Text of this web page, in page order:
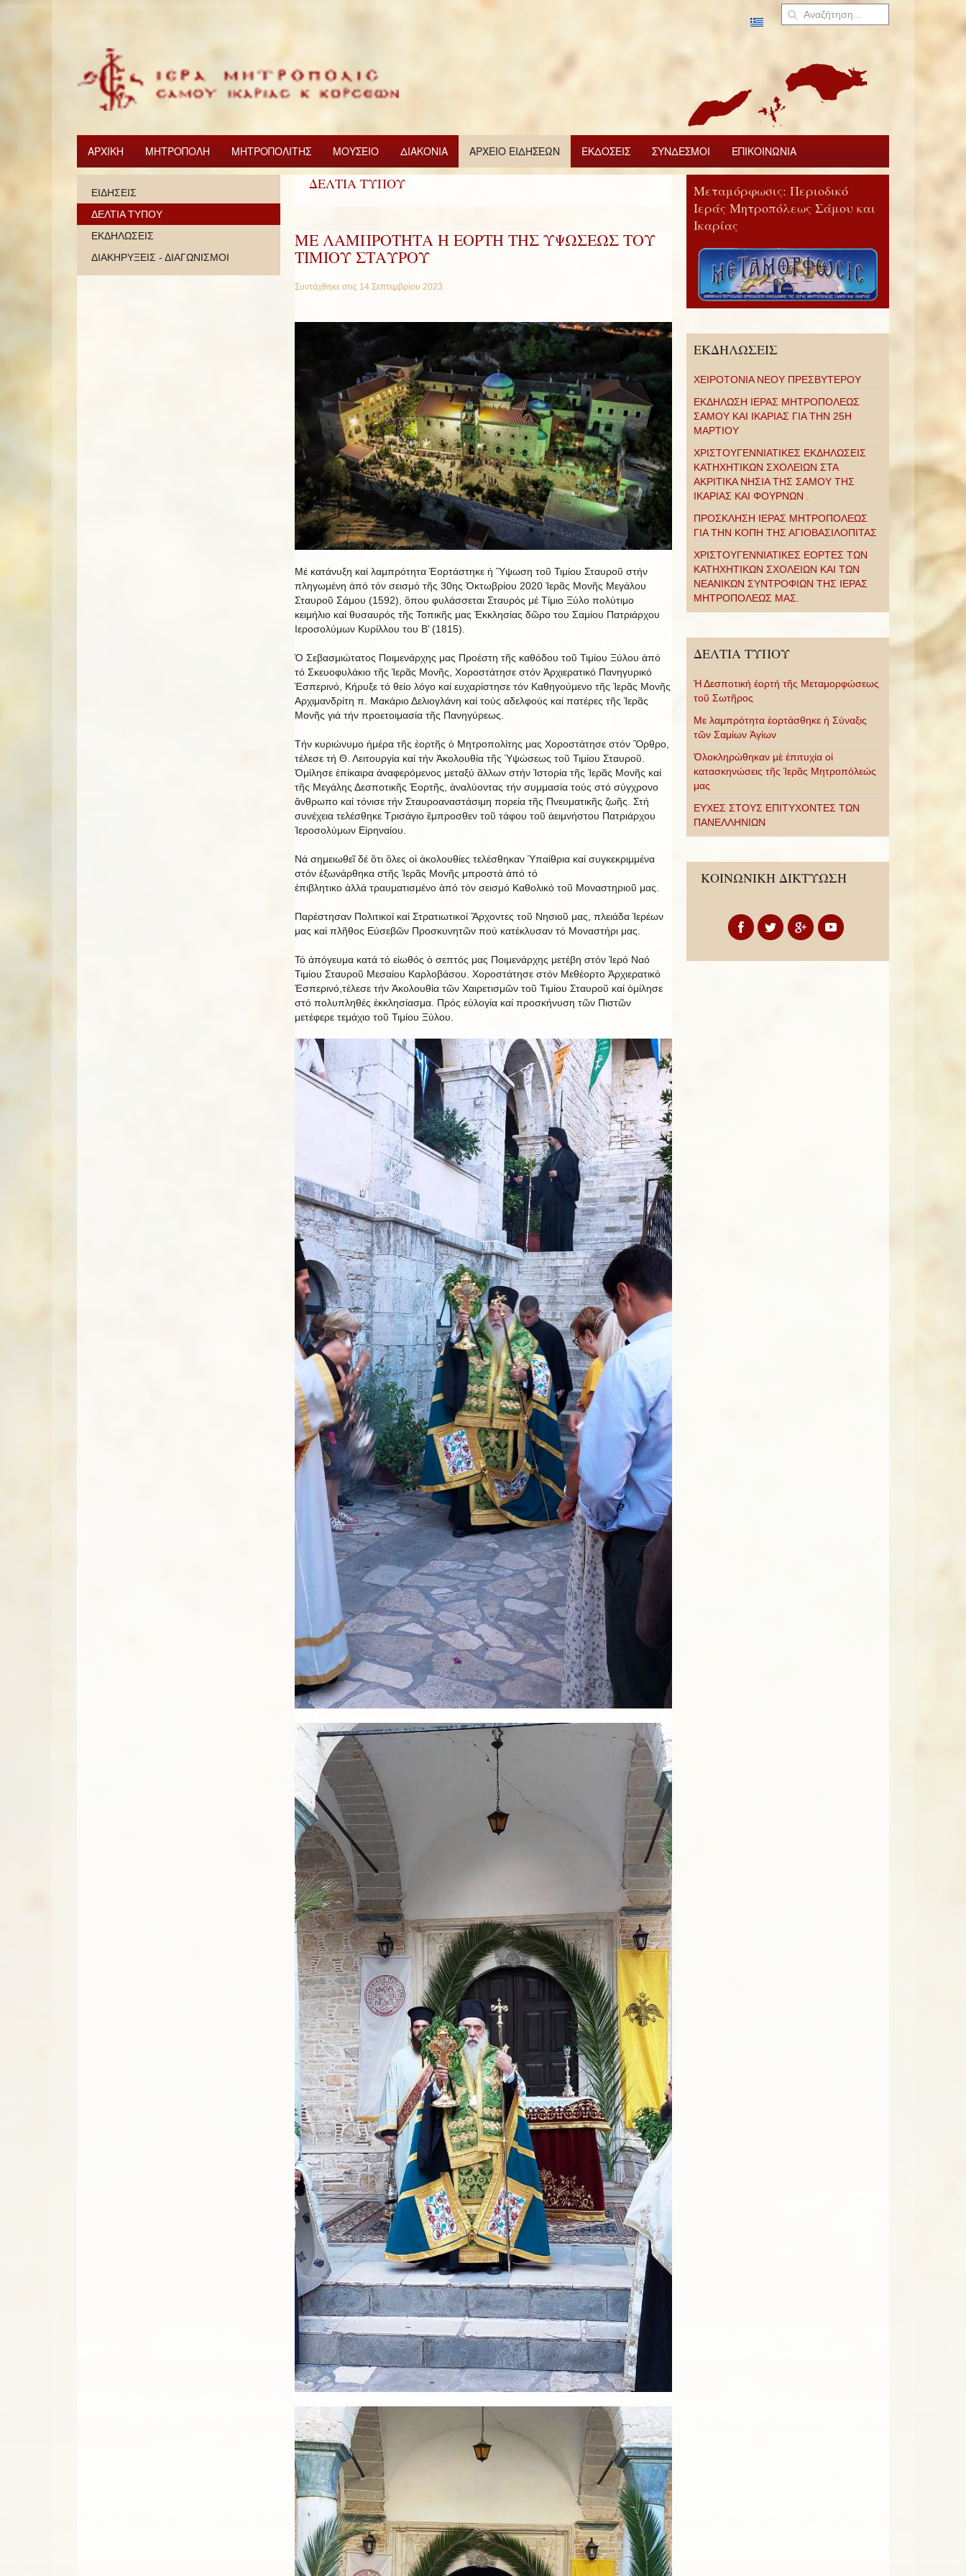
ΑΡΧΙΚΗ ΜΗΤΡΟΠΟΛΗ ΜΗΤΡΟΠΟΛΙΤΗΣ ΜΟΥΣΕΙΟ ΔΙΑΚΟΝΙΑ ΑΡΧΕΙΟ ΕΙΔΗΣΕΩΝ ΕΚΔΟΣΕΙΣ ΣΥΝΔΕΣΜΟΙ ΕΠΙΚΟΙΝΩΝΙΑ
ΔΕΛΤΙΑ ΤΥΠΟΥ
ΜΕ ΛΑΜΠΡΟΤΗΤΑ Η ΕΟΡΤΗ ΤΗΣ ΥΨΩΣΕΩΣ ΤΟΥ
ΤΙΜΙΟΥ ΣΤΑΥΡΟΥ
Συντάχθηκε στις 14 Σεπτεμβρίου 2023.
Μέ κατάνυξη καί λαμπρότητα Ἑορτάστηκε ἡ Ὓψωση τοῦ Τιμίου Σταυροῦ στήν
πληγωμένη ἀπό τόν σεισμό τῆς 30ης Ὀκτωβρίου 2020 Ἱερᾶς Μονῆς Μεγάλου
Σταυροῦ Σάμου (1592), ὃπου φυλάσσεται Σταυρός μέ Τίμιο Ξύλο πολύτιμο
κειμήλιο καί θυσαυρός τῆς Τοπικῆς μας Ἐκκλησίας δῶρο του Σαμίου Πατριάρχου
Ιεροσολύμων Κυρίλλου του Β’ (1815).
Ὁ Σεβασμιώτατος Ποιμενάρχης μας Προέστη τῆς καθόδου τοῦ Τιμίου Ξύλου ἀπό
τό Σκευοφυλάκιο τῆς Ἱερᾶς Μονῆς, Χοροστάτησε στόν Ἀρχιερατικό Πανηγυρικό
Ἑσπερινό, Κήρυξε τό θείο λόγο καί ευχαρίστησε τόν Καθηγούμενο τῆς Ἱερᾶς Μονῆς
Αρχιμανδρίτη π. Μακάριο Δελιογλάνη καί τούς αδελφούς καί πατέρες τῆς Ἱερᾶς
Μονῆς γιά τήν προετοιμασία τῆς Πανηγύρεως.
Τήν κυριώνυμο ἡμέρα τῆς ἑορτῆς ὁ Μητροπολίτης μας Χοροστάτησε στόν Ὂρθρο,
τέλεσε τή Θ. Λειτουργία καί τήν Ἀκολουθία τῆς Ὑψώσεως τοῦ Τιμίου Σταυροῦ.
Ὁμίλησε ἐπίκαιρα ἀναφερόμενος μεταξύ ἂλλων στήν Ἱστορία τῆς Ἱερᾶς Μονῆς καί
τῆς Μεγάλης Δεσποτικῆς Ἑορτῆς, ἀναλύοντας τήν συμμασία τούς στό σύγχρονο
ἂνθρωπο καί τόνισε τήν Σταυροαναστάσιμη πορεία τῆς Πνευματικῆς ζωῆς. Στή
συνέχεια τελέσθηκε Τρισάγιο ἒμπροσθεν τοῦ τάφου τοῦ ἀειμνήστου Πατριάρχου
Ἰεροσολύμων Εἰρηναίου.
Νά σημειωθεῖ δέ ὃτι ὃλες οἱ ἀκολουθίες τελέσθηκαν Ὑπαίθρια καί συγκεκριμμένα
στόν ἐξωνάρθηκα στῆς Ἱερᾶς Μονῆς μπροστά ἀπό τό
ἐπιβλητικο ἀλλά τραυματισμένο ἀπό τόν σεισμό Καθολικό τοῦ Μοναστηριοῦ μας.
Παρέστησαν Πολιτικοί καί Στρατιωτικοί Ἂρχοντες τοῦ Νησιοῦ μας, πλειάδα Ἱερέων
μας καί πλῆθος Εὐσεβῶν Προσκυνητῶν πού κατέκλυσαν τό Μοναστήρι μας.
Τό ἀπόγευμα κατά τό εἰωθός ὁ σεπτός μας Ποιμενάρχης μετέβη στόν Ἱερό Ναό
Τιμίου Σταυροῦ Μεσαίου Καρλοβάσου. Χοροστάτησε στόν Μεθέορτο Ἀρχιερατικό
Ἐσπερινό,τέλεσε τήν Ἀκολουθία τῶν Χαιρετισμῶν τοῦ Τιμίου Σταυροῦ καί ὁμίλησε
στό πολυπληθές ἐκκλησίασμα. Πρός εὐλογία καί προσκήνυση τῶν Πιστῶν
μετέφερε τεμάχιο τοῦ Τιμίου Ξύλου.
ΕΙΔΗΣΕΙΣ
ΔΕΛΤΙΑ ΤΥΠΟΥ
ΕΚΔΗΛΩΣΕΙΣ
ΔΙΑΚΗΡΥΞΕΙΣ - ΔΙΑΓΩΝΙΣΜΟΙ
Μεταμόρφωσις: Περιοδικό
Ιεράς Μητροπόλεως Σάμου και
Ικαρίας
ΕΚΔΗΛΩΣΕΙΣ
ΧΕΙΡΟΤΟΝΙΑ ΝΕΟΥ ΠΡΕΣΒΥΤΕΡΟΥ
ΕΚΔΗΛΩΣΗ ΙΕΡΑΣ ΜΗΤΡΟΠΟΛΕΩΣ
ΣΑΜΟΥ ΚΑΙ ΙΚΑΡΙΑΣ ΓΙΑ ΤΗΝ 25Η
ΜΑΡΤΙΟΥ
ΧΡΙΣΤΟΥΓΕΝΝΙΑΤΙΚΕΣ ΕΚΔΗΛΩΣΕΙΣ
ΚΑΤΗΧΗΤΙΚΩΝ ΣΧΟΛΕΙΩΝ ΣΤΑ
ΑΚΡΙΤΙΚΑ ΝΗΣΙΑ ΤΗΣ ΣΑΜΟΥ ΤΗΣ
ΙΚΑΡΙΑΣ ΚΑΙ ΦΟΥΡΝΩΝ .
ΠΡΟΣΚΛΗΣΗ ΙΕΡΑΣ ΜΗΤΡΟΠΟΛΕΩΣ
ΓΙΑ ΤΗΝ ΚΟΠΗ ΤΗΣ ΑΓΙΟΒΑΣΙΛΟΠΙΤΑΣ
ΧΡΙΣΤΟΥΓΕΝΝΙΑΤΙΚΕΣ ΕΟΡΤΕΣ ΤΩΝ
ΚΑΤΗΧΗΤΙΚΩΝ ΣΧΟΛΕΙΩΝ ΚΑΙ ΤΩΝ
ΝΕΑΝΙΚΩΝ ΣΥΝΤΡΟΦΙΩΝ ΤΗΣ ΙΕΡΑΣ
ΜΗΤΡΟΠΟΛΕΩΣ ΜΑΣ.
ΔΕΛΤΙΑ ΤΥΠΟΥ
Ἡ Δεσποτική ἑορτή τῆς Μεταμορφώσεως
τοῦ Σωτῆρος
Με λαμπρότητα ἑορτάσθηκε ἡ Σύναξις
τῶν Σαμίων Ἁγίων
Ὁλοκληρώθηκαν μὲ ἐπιτυχία οἱ
κατασκηνώσεις τῆς Ἱερᾶς Μητροπόλεώς
μας
ΕΥΧΕΣ ΣΤΟΥΣ ΕΠΙΤΥΧΟΝΤΕΣ ΤΩΝ
ΠΑΝΕΛΛΗΝΙΩΝ
ΚΟΙΝΩΝΙΚΗ ΔΙΚΤΥΩΣΗ